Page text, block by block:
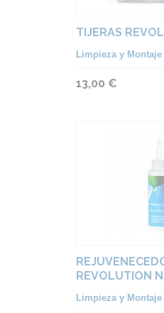
TIJERAS
Limpieza y Montaje
13,00 €
REVOLUTION
Limpieza y Montaje